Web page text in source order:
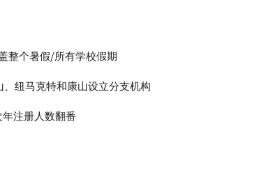
整个暑假/所有学校假期
纽马克特和康山设立分支机构
注册人数翻番